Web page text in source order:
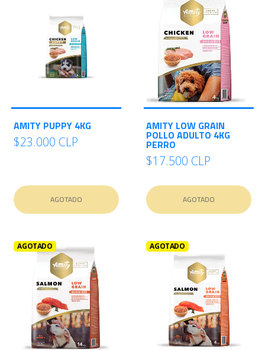
AMITY PUPPY 4KG
$23.000 CLP
AGOTADO
AMITY LOW GRAIN
POLLO ADULTO 4KG
PERRO
$17.500 CLP
AGOTADO
AGOTADO AGOTADO